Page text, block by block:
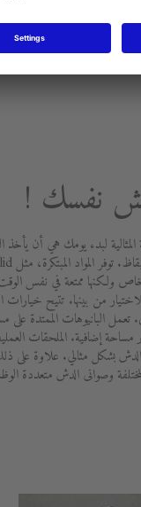
نفسك !
المثالية لبدء يومك هي أن
ولكنها ممتعة في نفس
من بينها. تتيح خيارات
مساحة إضافية. الملحقات
بشكل مثالي. علاوة على
وصوانى الدش متعددة